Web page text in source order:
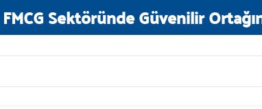
FMCG Sektöründe Güvenilir